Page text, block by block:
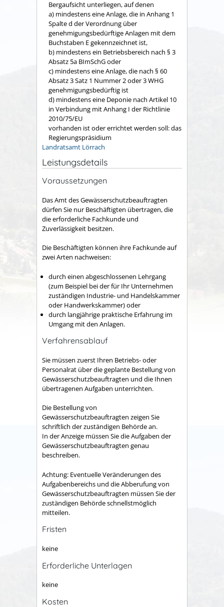
Bergaufsicht unterliegen, auf denen
a) mindestens eine Anlage, die in Anhang 1
Spalte d der Verordnung über
genehmigungsbedürftige Anlagen mit dem
Buchstaben E gekennzeichnet ist,
b) mindestens ein Betriebsbereich nach § 3
Absatz 5a BImSchG oder
c) mindestens eine Anlage, die nach § 60
Absatz 3 Satz 1 Nummer 2 oder 3 WHG
genehmigungsbedürftig ist
d) mindestens eine Deponie nach Artikel 10
in Verbindung mit Anhang I der Richtlinie
2010/75/EU
vorhanden ist oder errichtet werden soll: das
Regierungspräsidium
Landratsamt Lörrach
Leistungsdetails
Voraussetzungen
Das Amt des Gewässerschutzbeauftragten
dürfen Sie nur Beschäftigten übertragen, die
die erforderliche Fachkunde und
Zuverlässigkeit besitzen.
Die Beschäftigten können ihre Fachkunde auf
zwei Arten nachweisen:
durch einen abgeschlossenen Lehrgang
(zum Beispiel bei der für Ihr Unternehmen
zuständigen Industrie- und Handelskammer
oder Handwerkskammer)oder
durch langjährige praktische Erfahrung im
Umgang mit den Anlagen.
Verfahrensablauf
Sie müssen zuerst Ihren Betriebs- oder
Personalrat über die geplante Bestellung von
Gewässerschutzbeauftragten und die Ihnen
übertragenen Aufgaben unterrichten.
Die Bestellung von
Gewässerschutzbeauftragten zeigen Sie
schriftlich der zuständigen Behörde an.
In der Anzeige müssen Sie die Aufgaben der
Gewässerschutzbeauftragten genau
beschreiben.
Achtung: Eventuelle Veränderungen des
Aufgabenbereichs und die Abberufung von
Gewässerschutzbeauftragten müssen Sie der
zuständigen Behörde schnellstmöglich
mitteilen.
Fristen
keine
Erforderliche Unterlagen
keine
Kosten